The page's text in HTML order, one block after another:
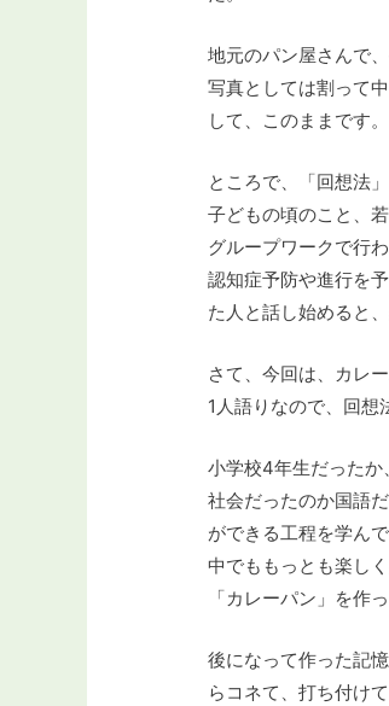
地元のパン屋さんで
写真としては割って
して、このままです。
ところで、「回想法
子どもの頃のこと、
グループワークで行わ
認知症予防や進行を
た人と話し始めると
さて、今回は、カレ
1人語りなので、回想
小学校4年生だったか
社会だったのか国語
ができる工程を学ん
中でももっとも楽し
「カレーパン」を作
後になって作った記
らコネて、打ち付け